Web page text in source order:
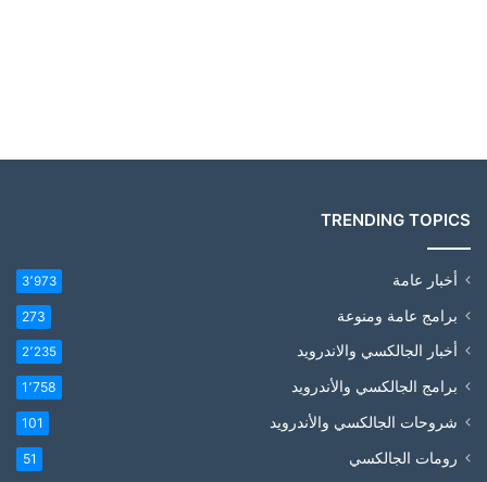
TRENDING TOPICS
أخبار عامة 3٬973
برامج عامة ومنوعة 273
أخبار الجالكسي والاندرويد 2٬235
برامج الجالكسي والأندرويد 1٬758
شروحات الجالكسي والأندرويد 101
رومات الجالكسي 51